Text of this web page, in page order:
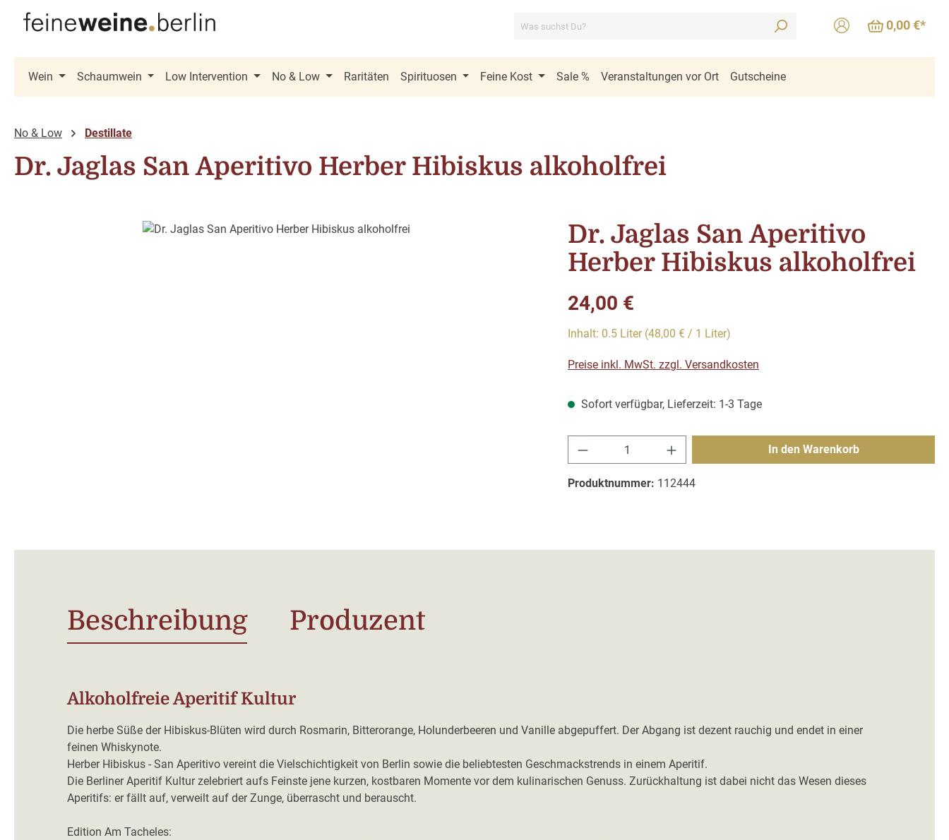
Hauptinhalt springen
Zur Suche springen
Zur Hauptnavigation springen
0,00 €*
Wein Schaumwein Low Intervention No & Low Raritäten Spirituosen Feine Kost Sale % Veranstaltungen vor Ort Gutscheine
No & Low Destillate
Dr. Jaglas San Aperitivo Herber Hibiskus alkoholfrei
Dr. Jaglas San Aperitivo
Herber Hibiskus alkoholfrei
Regulärer Preis:
24,00 €
Inhalt: 0.5 Liter (48,00 € / 1 Liter)
Preise inkl. MwSt. zzgl. Versandkosten
Sofort verfügbar, Lieferzeit: 1-3 Tage
Produkt Anzahl: Gib den gewünschten Wert ein
In den Warenkorb
Produktnummer: 112444
Beschreibung Produzent
Alkoholfreie Aperitif Kultur
Die herbe Süße der Hibiskus-Blüten wird durch Rosmarin, Bitterorange, Holunderbeeren und Vanille abgepuffert. Der Abgang ist dezent rauchig und endet in einer
feinen Whiskynote.
Herber Hibiskus - San Aperitivo vereint die Vielschichtigkeit von Berlin sowie die beliebtesten Geschmackstrends in einem Aperitif.
Die Berliner Aperitif Kultur zelebriert aufs Feinste jene kurzen, kostbaren Momente vor dem kulinarischen Genuss. Zurückhaltung ist dabei nicht das Wesen dieses
Aperitifs: er fällt auf, verweilt auf der Zunge, überrascht und berauscht.
Edition Am Tacheles: